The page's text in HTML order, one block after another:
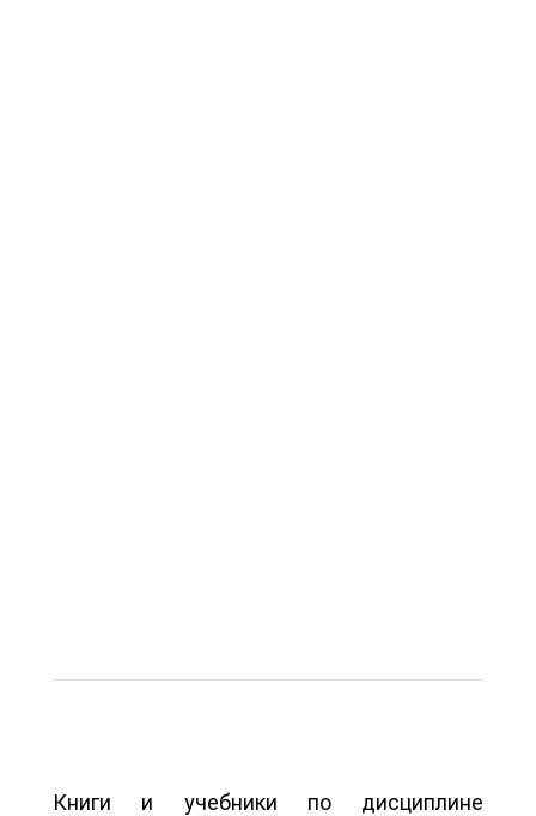
Книги и учебники по дисциплине